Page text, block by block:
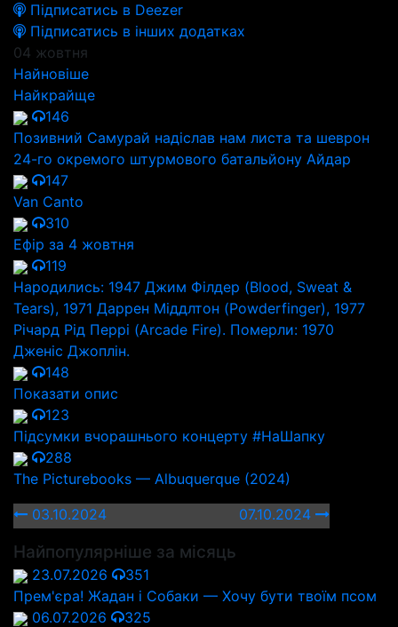
Підписатись в Deezer
Підписатись в інших додатках
04 жовтня
Найновіше
Найкрайще
146
Позивний Самурай надіслав нам листа та шеврон
24-го окремого штурмового батальйону Айдар
147
Van Canto
310
Ефір за 4 жовтня
119
Народились: 1947 Джим Філдер (Blood, Sweat &
Tears), 1971 Даррен Міддлтон (Powderfinger), 1977
Річард Рід Перрі (Arcade Fire). Померли: 1970
Дженіс Джоплін.
148
Показати опис
123
Підсумки вчорашнього концерту #НаШапку
288
The Picturebooks — Albuquerque (2024)
03.10.2024
07.10.2024
Найпопулярніше за місяць
23.07.2026
351
Прем'єра! Жадан і Собаки — Хочу бути твоїм псом
06.07.2026
325